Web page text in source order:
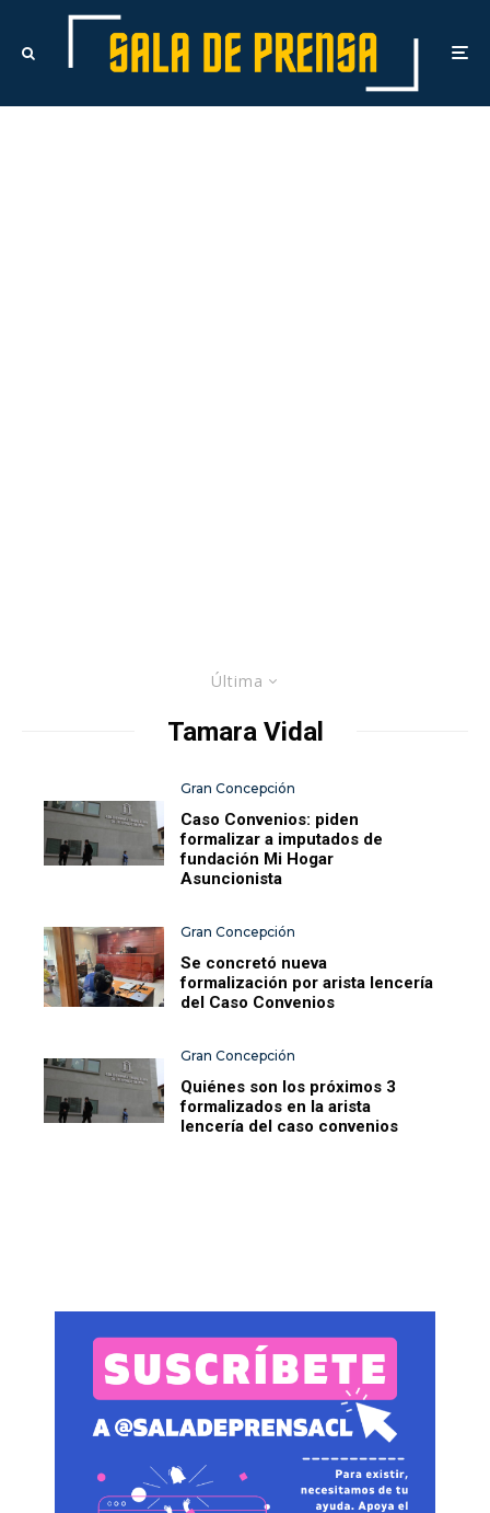
Última
Tamara Vidal
Gran Concepción
Caso Convenios: piden
formalizar a imputados de
fundación Mi Hogar
Asuncionista
Gran Concepción
Se concretó nueva
formalización por arista lencería
del Caso Convenios
Gran Concepción
Quiénes son los próximos 3
formalizados en la arista
lencería del caso convenios